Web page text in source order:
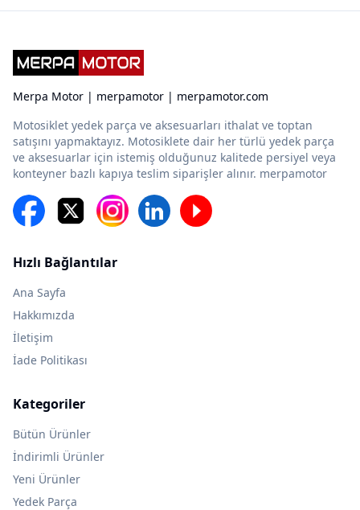
Merpa Motor | merpamotor | merpamotor.com
Motosiklet yedek parça ve aksesuarları ithalat ve toptan
satışını yapmaktayız. Motosiklete dair her türlü yedek parça
ve aksesuarlar için istemiş olduğunuz kalitede persiyel veya
konteyner bazlı kapıya teslim siparişler alınır. merpamotor
Hızlı Bağlantılar
Ana Sayfa
Hakkımızda
İletişim
İade Politikası
Kategoriler
Bütün Ürünler
İndirimli Ürünler
Yeni Ürünler
Yedek Parça